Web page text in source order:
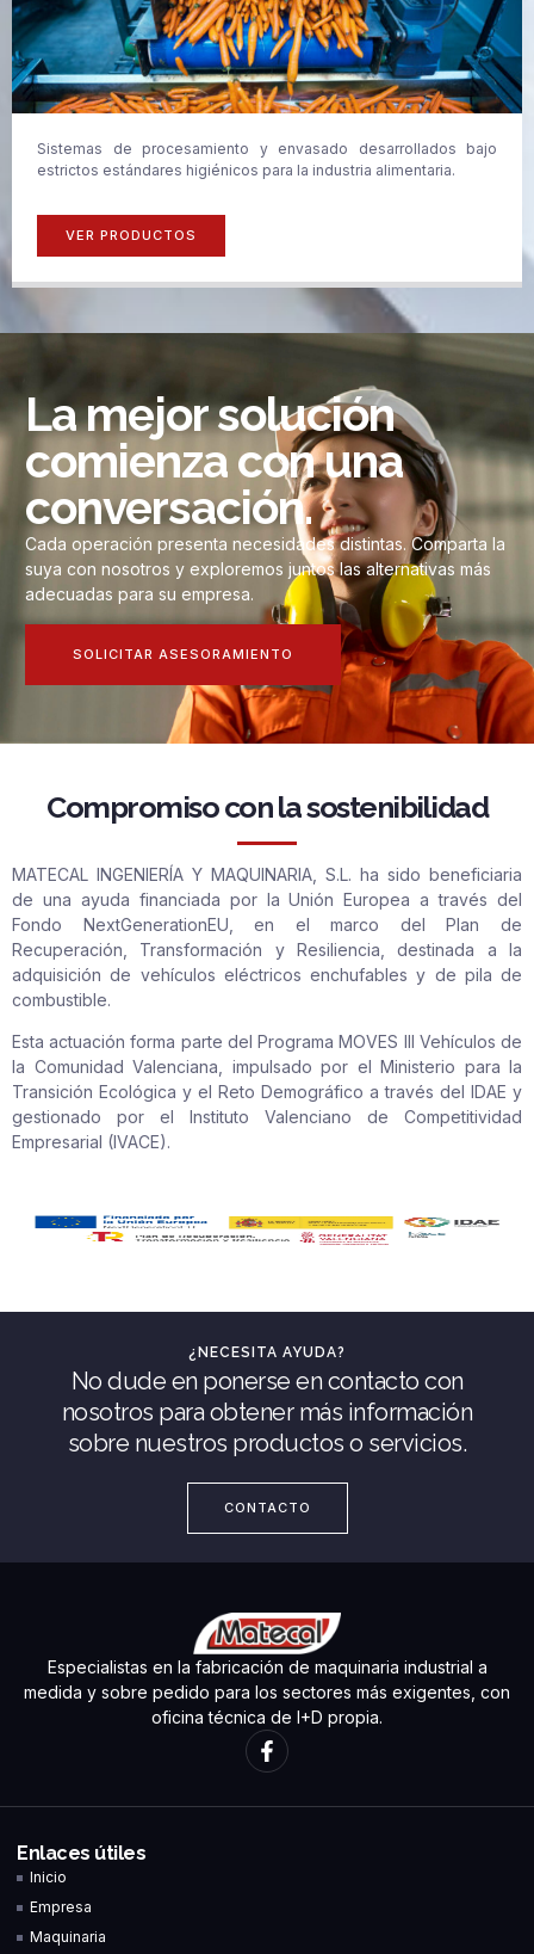
Sistemas de procesamiento y envasado desarrollados bajo
estrictos estándares higiénicos para la industria alimentaria.
VER PRODUCTOS
La mejor solución
comienza con una
conversación.
Cada operación presenta necesidades distintas. Comparta la
suya con nosotros y exploremos juntos las alternativas más
adecuadas para su empresa.
SOLICITAR ASESORAMIENTO
Compromiso con la sostenibilidad
MATECAL INGENIERÍA Y MAQUINARIA, S.L. ha sido beneficiaria
de una ayuda financiada por la Unión Europea a través del
Fondo NextGenerationEU, en el marco del Plan de
Recuperación, Transformación y Resiliencia, destinada a la
adquisición de vehículos eléctricos enchufables y de pila de
combustible.
Esta actuación forma parte del Programa MOVES III Vehículos de
la Comunidad Valenciana, impulsado por el Ministerio para la
Transición Ecológica y el Reto Demográfico a través del IDAE y
gestionado por el Instituto Valenciano de Competitividad
Empresarial (IVACE).
¿NECESITA AYUDA?
No dude en ponerse en contacto con
nosotros para obtener más información
sobre nuestros productos o servicios.
CONTACTO
Especialistas en la fabricación de maquinaria industrial a
medida y sobre pedido para los sectores más exigentes, con
oficina técnica de I+D propia.
Enlaces útiles
Inicio
Empresa
Maquinaria